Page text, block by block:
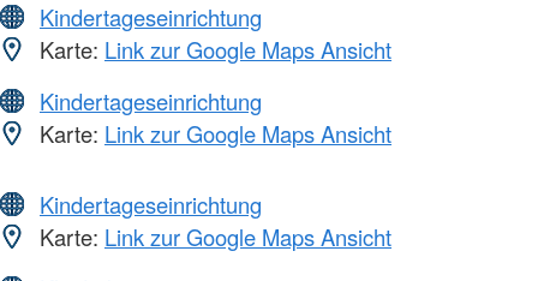
Kindertageseinrichtung
Karte: Link zur Google Maps Ansicht
Kindertageseinrichtung
Karte: Link zur Google Maps Ansicht
Kindertageseinrichtung
Karte: Link zur Google Maps Ansicht